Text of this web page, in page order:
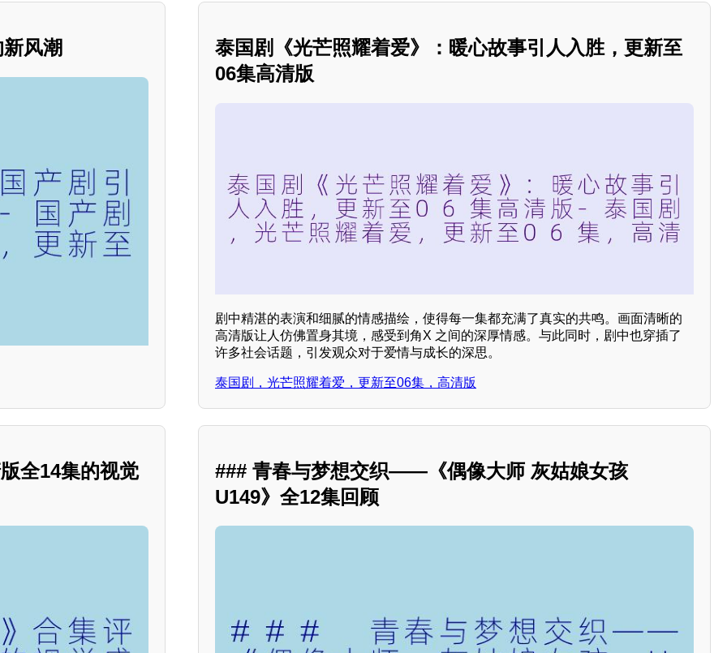
风潮
泰国剧《光芒照耀着爱》：暖心故事引人入胜，更新至
06集高清版
剧中精湛的表演和细腻的情感描绘，使得每一集都充满了真实的共鸣。画面清晰的
高清版让人仿佛置身其境，感受到角X 之间的深厚情感。与此同时，剧中也穿插了
许多社会话题，引发观众对于爱情与成长的深思。
泰国剧，光芒照耀着爱，更新至06集，高清版
全14集的视觉
### 青春与梦想交织——《偶像大师 灰姑娘女孩
U149》全12集回顾